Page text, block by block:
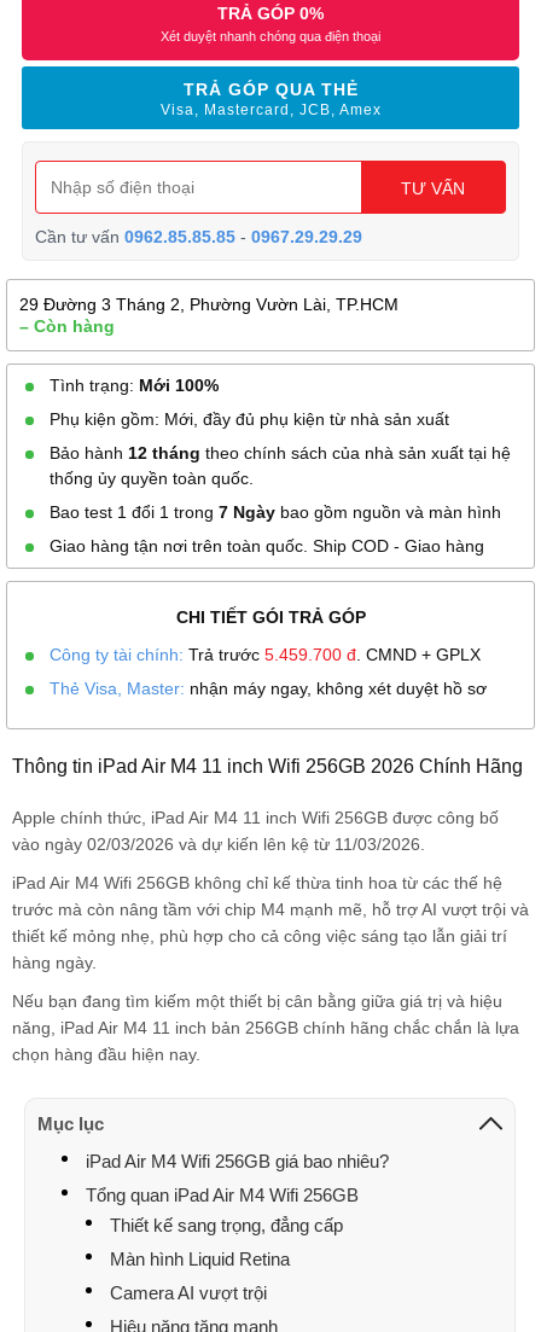
TRẢ GÓP 0%
Xét duyệt nhanh chóng qua điện thoại
TRẢ GÓP QUA THẺ
Visa, Mastercard, JCB, Amex
TƯ VẤN
Cần tư vấn0962.85.85.85 -0967.29.29.29
29 Đường 3 Tháng 2, Phường Vườn Lài, TP.HCM
– Còn hàng
Tình trạng: Mới 100%
Phụ kiện gồm: Mới, đầy đủ phụ kiện từ nhà sản xuất
Bảo hành 12 tháng theo chính sách của nhà sản xuất tại hệ
thống ủy quyền toàn quốc.
Bao test 1 đổi 1 trong 7 Ngày bao gồm nguồn và màn hình
Giao hàng tận nơi trên toàn quốc. Ship COD - Giao hàng
CHI TIẾT GÓI TRẢ GÓP
Công ty tài chính: Trả trước 5.459.700 đ . CMND + GPLX
Thẻ Visa, Master: nhận máy ngay, không xét duyệt hồ sơ
Thông tin iPad Air M4 11 inch Wifi 256GB 2026 Chính Hãng
Apple chính thức, iPad Air M4 11 inch Wifi 256GB được công bố
vào ngày 02/03/2026 và dự kiến lên kệ từ 11/03/2026.
iPad Air M4 Wifi 256GB không chỉ kế thừa tinh hoa từ các thế hệ
trước mà còn nâng tầm với chip M4 mạnh mẽ, hỗ trợ AI vượt trội và
thiết kế mỏng nhẹ, phù hợp cho cả công việc sáng tạo lẫn giải trí
hàng ngày.
Nếu bạn đang tìm kiếm một thiết bị cân bằng giữa giá trị và hiệu
năng, iPad Air M4 11 inch bản 256GB chính hãng chắc chắn là lựa
chọn hàng đầu hiện nay.
Mục lục
iPad Air M4 Wifi 256GB giá bao nhiêu?
Tổng quan iPad Air M4 Wifi 256GB
Thiết kế sang trọng, đẳng cấp
Màn hình Liquid Retina
Camera AI vượt trội
Hiệu năng tăng mạnh